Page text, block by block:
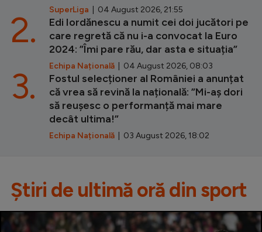
SuperLiga | 04 August 2026, 21:55
Edi Iordănescu a numit cei doi jucători pe
care regretă că nu i-a convocat la Euro
2024: ”Îmi pare rău, dar asta e situația”
Echipa Națională | 04 August 2026, 08:03
2.
Fostul selecționer al României a anunțat
că vrea să revină la națională: ”Mi-aș dori
să reușesc o performanță mai mare
decât ultima!”
Echipa Națională | 03 August 2026, 18:02
3.
Știri de ultimă oră din sport